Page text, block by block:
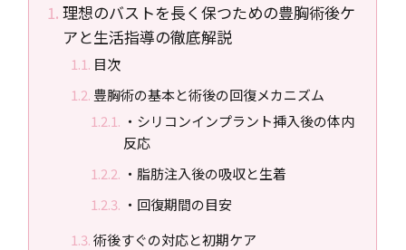
理想のバストを長く保つための豊胸術後ケ
アと生活指導の徹底解説
目次
豊胸術の基本と術後の回復メカニズム
・シリコンインプラント挿入後の体内
反応
・脂肪注入後の吸収と生着
・回復期間の目安
術後すぐの対応と初期ケア